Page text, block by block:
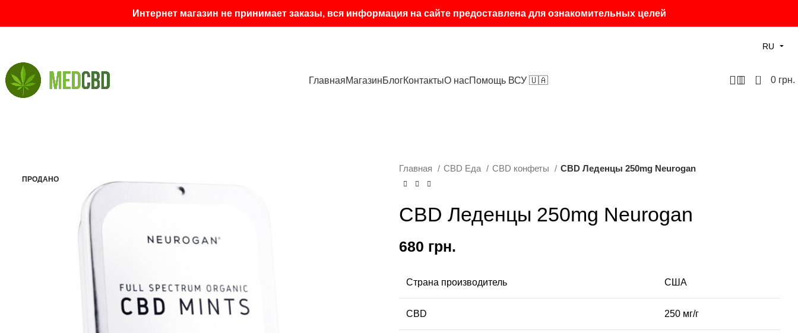
Интернет магазин не принимает заказы, вся информация на сайте предоставлена для ознакомительных целей
RU
ГлавнаяМагазинБлогКонтактыО насПомощь ВСУ 🇺🇦 0 0 грн.
ПРОДАНО
Главная CBD Еда CBD конфеты CBD Леденцы 250mg Neurogan
CBD Леденцы 250mg Neurogan
680 грн.
Страна производитель США
CBD 250 мг/г